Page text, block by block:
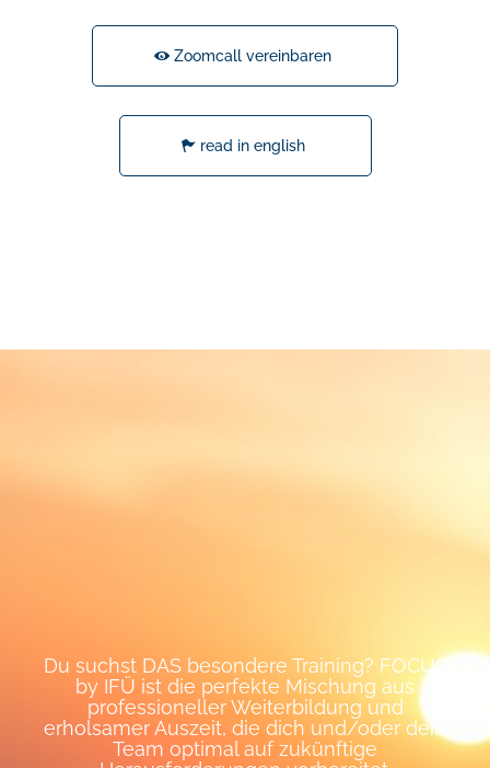
Zoomcall vereinbaren
read in english
Du suchst DAS besondere Training? FOCUS
by IFÜ ist die perfekte Mischung aus
professioneller Weiterbildung und
erholsamer Auszeit, die dich und/oder dein
Team optimal auf zukünftige